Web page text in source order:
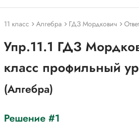
11 класс Алгебра ГДЗ Мордкович
Упр.11.1 ГДЗ
класс профильный
(Алгебра)
Решение #1